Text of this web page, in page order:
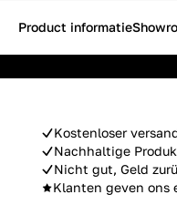
Kostenloser
Nachhaltige
Nicht gut, Geld
Klanten geven ons
Product informatie